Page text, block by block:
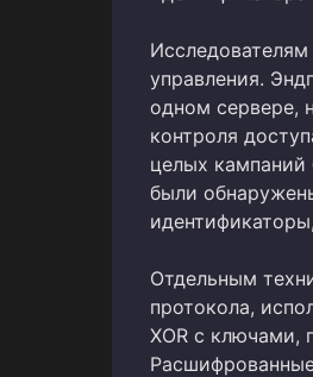
управления.
одном сервере,
контроля
целых кампаний
были
Отдельным
протокола,
XOR с ключами,